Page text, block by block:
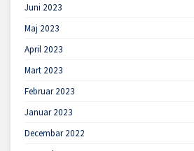
Juni 2023
Maj 2023
April 2023
Mart 2023
Februar 2023
Januar 2023
Decembar 2022